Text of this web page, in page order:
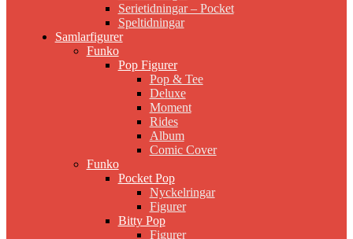
Serietidningar – Pocket
Speltidningar
Samlarfigurer
Funko
Pop Figurer
Pop & Tee
Deluxe
Moment
Rides
Album
Comic Cover
Funko
Pocket Pop
Nyckelringar
Figurer
Bitty Pop
Figurer